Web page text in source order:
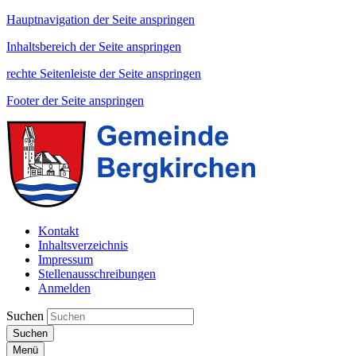
Hauptnavigation der Seite anspringen
Inhaltsbereich der Seite anspringen
rechte Seitenleiste der Seite anspringen
Footer der Seite anspringen
Kontakt
Inhaltsverzeichnis
Impressum
Stellenausschreibungen
Anmelden
Suchen
Suchen
Menü